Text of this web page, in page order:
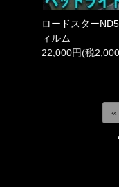
ロードスター
ィルム
22,000円(税
«